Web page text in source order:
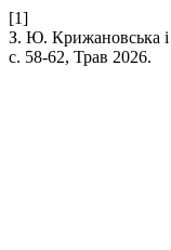
[1]
З. Ю.
с. 58-62, Трав 2026.